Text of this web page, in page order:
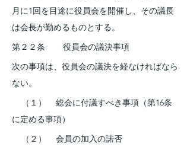
月に1回を目途に役員会を開催し、その議長
は会長が勤めるものとする。
第２２条    　役員会の議決事項
次の事項は、役員会の議決を経なければなら
ない。
（１）    総会に付議すべき事項（第16条
に定める事項）
（２）    会員の加入の諾否